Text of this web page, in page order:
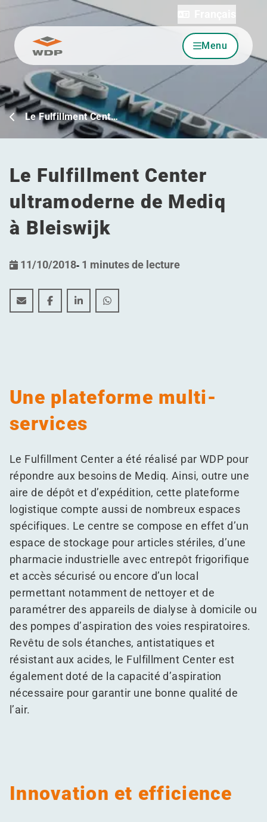
Allez au contenu Menu
Le Fulfillment Cent…
Le Fulfillment Center
ultramoderne de Mediq
à Bleiswijk
11/10/2018- 1 minutes de lecture
Le Fulfillment Center ultramoderne de Mediq à
Le Fulfillment Center ultramoderne de Mediq à
Le Fulfillment Center ultramoderne de
Le Fulfillment Center
Une plateforme multi-
services
Le Fulfillment Center a été réalisé par WDP pour
répondre aux besoins de Mediq. Ainsi, outre une
aire de dépôt et d’expédition, cette plateforme
logistique compte aussi de nombreux espaces
spécifiques. Le centre se compose en effet d’un
espace de stockage pour articles stériles, d’une
pharmacie industrielle avec entrepôt frigorifique
et accès sécurisé ou encore d’un local
permettant notamment de nettoyer et de
paramétrer des appareils de dialyse à domicile ou
des pompes d’aspiration des voies respiratoires.
Revêtu de sols étanches, antistatiques et
résistant aux acides, le Fulfillment Center est
également doté de la capacité d’aspiration
nécessaire pour garantir une bonne qualité de
l’air.
Innovation et efficience